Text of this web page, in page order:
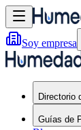
Soy empresa
Directorio
Guías de